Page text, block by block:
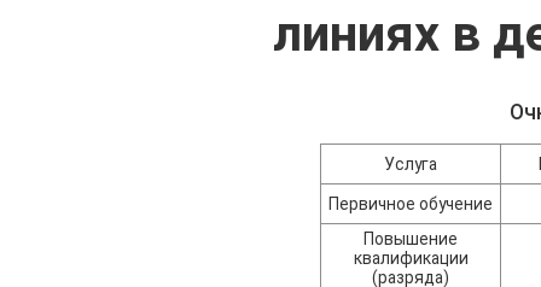
линиях в
Услуга
Первичное обучение
Повышение
квалификации
(разряда)